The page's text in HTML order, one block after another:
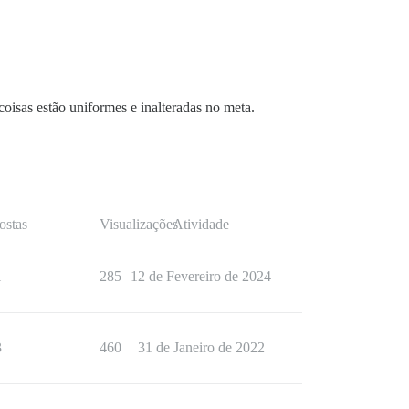
estão uniformes e inalteradas no meta.
VisualizaçõesAtividade
285 12 de Fevereiro de 2024
460 31 de Janeiro de 2022